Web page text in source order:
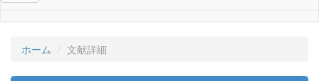
ホーム 文献詳細